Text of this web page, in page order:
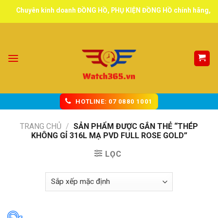
Chuyên kinh doanh ĐỒNG HỒ, PHỤ KIỆN ĐỒNG HỒ chính hãng,
HOTLINE: 07 0880 1001
TRANG CHỦ / SẢN PHẨM ĐƯỢC GẮN THẺ “THÉP
KHÔNG GỈ 316L MẠ PVD FULL ROSE GOLD”
LỌC